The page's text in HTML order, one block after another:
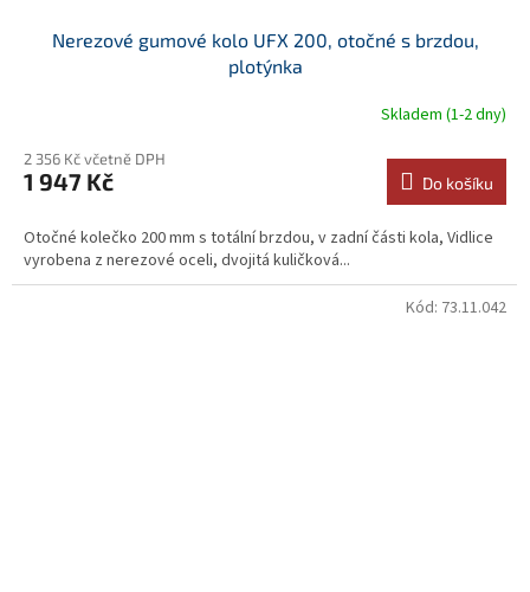
Nerezové gumové kolo UFX 200, otočné s brzdou,
plotýnka
Skladem (1-2 dny)
2 356 Kč včetně DPH
1 947 Kč Do košíku
Otočné kolečko 200 mm s totální brzdou, v zadní části kola, Vidlice
vyrobena z nerezové oceli, dvojitá kuličková...
Kód: 73.11.042